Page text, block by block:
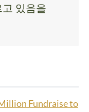
있음을
Fundraise to